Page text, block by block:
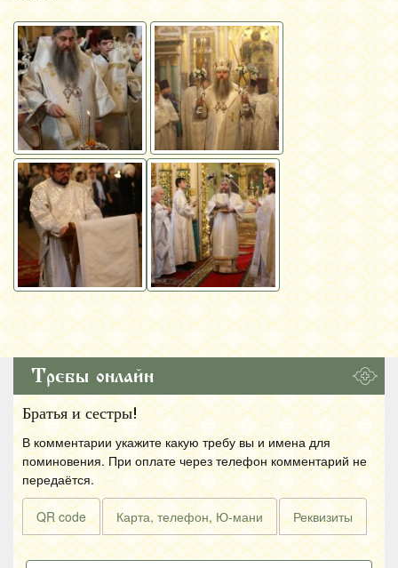
Требы онлайн
Братья и сестры!
В комментарии укажите какую требу вы и имена для
поминовения. При оплате через телефон комментарий не
передаётся.
QR code Карта, телефон, Ю-мани Реквизиты